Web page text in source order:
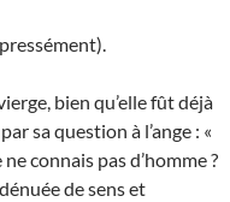
bien qu’elle fût déjà
sa question à l’ange : «
connais pas d’homme ?
de sens et